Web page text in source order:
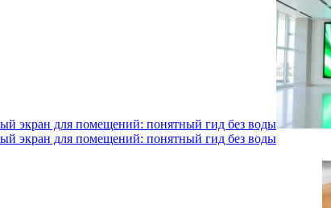
экран для помещений: понятный гид без воды
экран для помещений: понятный гид без воды